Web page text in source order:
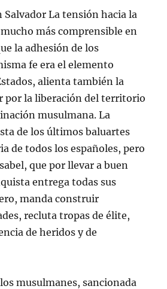
Salvador La tensión hacia la
más comprensible en
la adhesión de los
fe era el elemento
alienta también la
por la liberación del territorio
musulmana. La
de los últimos baluartes
de todos los españoles, pero
que por llevar a buen
entrega todas sus
manda construir
recluta tropas de élite,
de heridos y de
musulmanes, sancionada